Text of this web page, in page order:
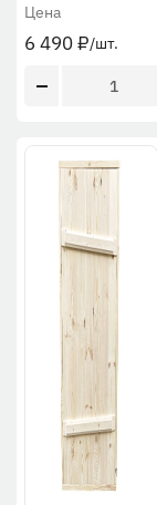
Цена
6 490₽/шт.